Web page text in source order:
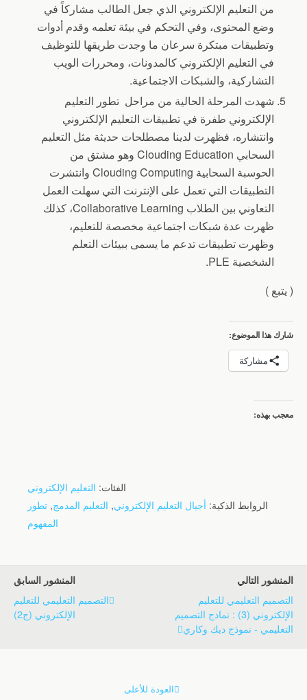
من التعليم الإلكتروني الذي جعل الطالب مشاركاً في
وضع المحتوى، وفي التحكم في بيئة تعلمه وقدم أدوات
وتطبيقات مبتكرة سرعان ما وجدت طريقها للتوظيف
في التعليم الإلكتروني كالمدونات، ومحررات الويب
التشاركية، والشبكات الاجتماعية.
شهدت المرحلة الحالية من مراحل تطور التعليم
الإلكتروني طفرة في تطبيقات التعليم الإلكتروني
وانتشاره، فظهرت لدينا مصطلحات حديثة مثل التعليم
السحابي Clouding Education وهو مشتق من
الحوسبة السحابية Clouding Computing وانتشرت
التطبيقات التي تعمل على الإنترنت التي سهلت العمل
التعاوني بين الطلاب Collaborative Learning، كذلك
ظهرت عدة شبكات اجتماعية مخصصة للتعليم،
وظهرت تطبيقات تدعم ما يسمى ببيئات التعلم
الشخصية PLE.
( يتبع )
شارك هذا الموضوع:
مشاركة
معجب بهذه:
الفئات: التعليم الإلكتروني
الروابط الذكية: أجيال التعليم الإلكتروني, التعليم المدمج, تطور
المفهوم
المنشور السابق
التصميم التعليمي للتعليم
الإلكتروني (ج2)
المنشور التالي
التصميم التعليمي للتعليم
الإلكتروني (3) : نماذج التصميم
التعليمي - نموذج ديك وكاري
العودة للأعلى